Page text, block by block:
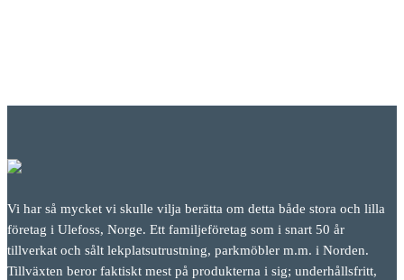
Vi har så mycket vi skulle vilja berätta om detta både stora och lilla
företag i Ulefoss, Norge. Ett familjeföretag som i snart 50 år
tillverkat och sålt lekplatsutrustning, parkmöbler m.m. i Norden.
Tillväxten beror faktiskt mest på produkterna i sig; underhållsfritt,